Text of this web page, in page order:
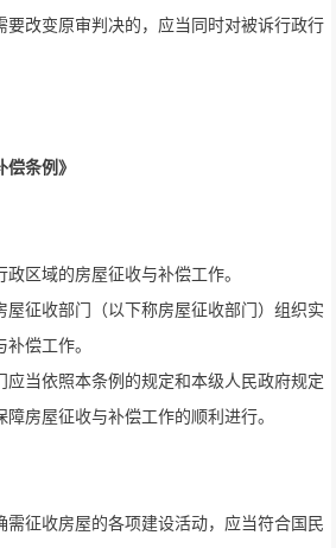
要改变原审判决的，应当同时对被诉行政行
偿条例》
区域的房屋征收与补偿工作。
屋征收部门（以下称房屋征收部门）组织实
偿工作。
应当依照本条例的规定和本级人民政府规定
房屋征收与补偿工作的顺利进行。
需征收房屋的各项建设活动，应当符合国民